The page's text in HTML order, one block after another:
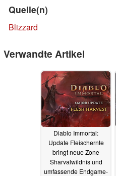
Quelle(n)
Blizzard
Verwandte Artikel
Diablo Immortal:
Update Fleischernte
bringt neue Zone
Sharvalwildnis und
umfassende Endgame-